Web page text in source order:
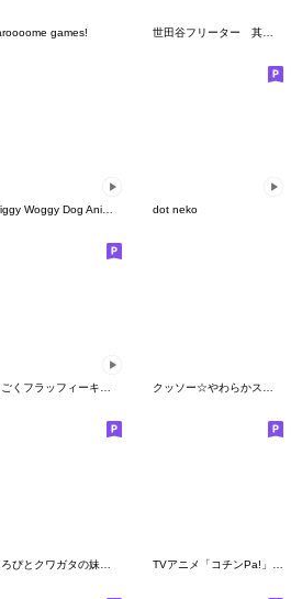
games! 世田谷フリーター 其の一
Wiggy Woggy Dog Animated dot neko